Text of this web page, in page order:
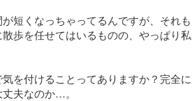
短くなっちゃってるんですが、それも
歩を任せてはいるものの、やっぱり私
を付けることってありますか？完全に
夫なのか…。